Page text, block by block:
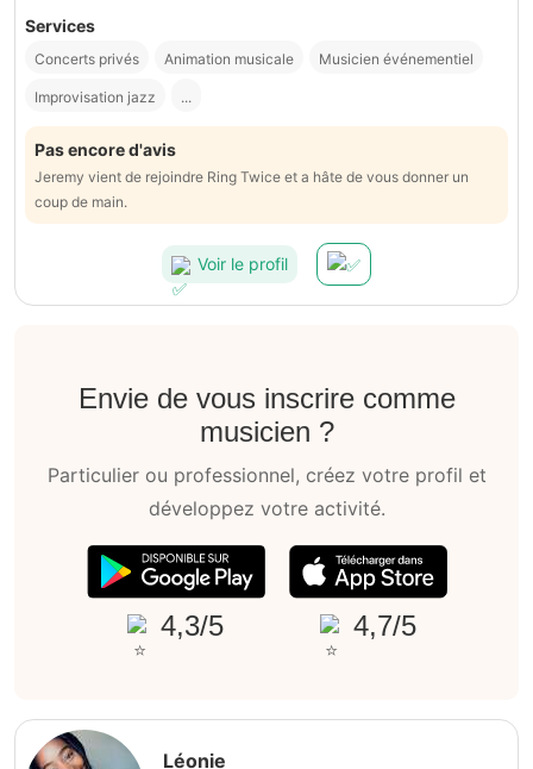
Services
Concerts privés Animation musicale Musicien événementiel
Improvisation jazz ...
Pas encore d'avis
Jeremy vient de rejoindre Ring Twice et a hâte de vous donner un
coup de main.
Voir le profil
Envie de vous inscrire comme
musicien ?
Particulier ou professionnel, créez votre profil et
développez votre activité.
4,3/5 4,7/5
Léonie